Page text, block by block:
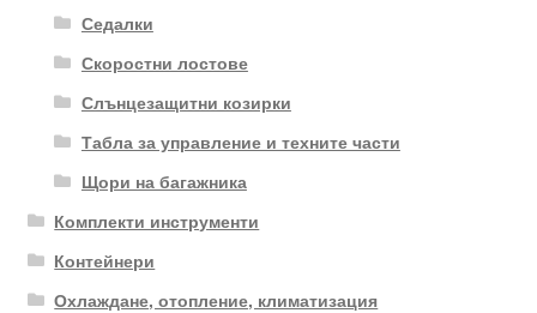
Седалки
Скоростни лостове
Слънцезащитни козирки
Табла за управление и техните части
Щори на багажника
Комплекти инструменти
Контейнери
Охлаждане, отопление, климатизация